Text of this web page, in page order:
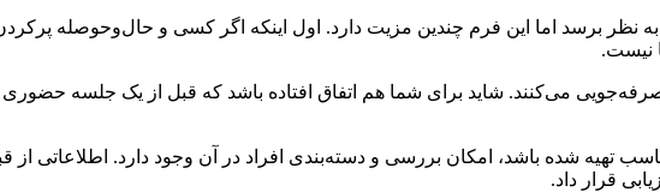
نظر برسد اما این فرم چندین مزیت دارد. اول اینکه اگر کسی و حال‌وحوصله
نیست.
می‌کنند. شاید برای شما هم اتفاق افتاده باشد که قبل از یک جلسه
تهیه شده باشد، امکان بررسی و دسته‌بندی افراد در آن وجود دارد. اطلاعاتی
قرار داد.